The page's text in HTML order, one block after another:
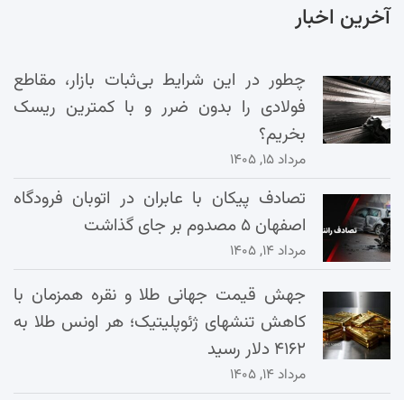
آخرین اخبار
چطور در این شرایط بی‌ثبات بازار، مقاطع
فولادی را بدون ضرر و با کمترین ریسک
بخریم؟
مرداد ۱۵, ۱۴۰۵
تصادف پیکان با عابران در اتوبان فرودگاه
اصفهان ۵ مصدوم بر جای گذاشت
مرداد ۱۴, ۱۴۰۵
جهش قیمت جهانی طلا و نقره همزمان با
کاهش تنشهای ژئوپلیتیک؛ هر اونس طلا به
۴۱۶۲ دلار رسید
مرداد ۱۴, ۱۴۰۵